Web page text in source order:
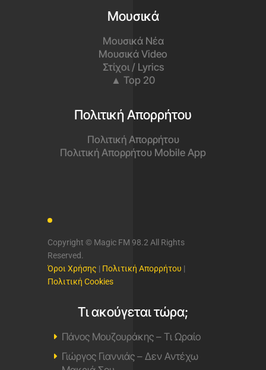
Μουσικά
Μουσικά Νέα
Μουσικά Video
Στίχοι / Lyrics
▲ Top 20
Πολιτική Απορρήτου
Πολιτική Απορρήτου
Πολιτική Απορρήτου Mobile App
Copyright © Magic FM 98.2 All Rights
Reserved.
Όροι Χρήσης | Πολιτική Απορρήτου |
Πολιτική Cookies
Τι ακούγεται τώρα;
Πάνος Μουζουράκης – Τι Ωραίο
Γιώργος Γιαννιάς – Δεν Αντέχω